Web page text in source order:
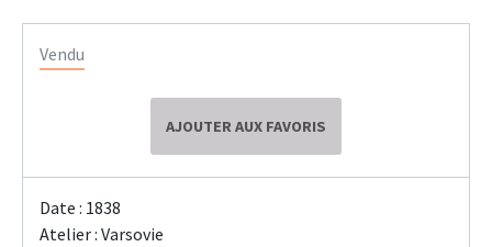
Vendu
AJOUTER AUX FAVORIS
Date : 1838
Atelier : Varsovie